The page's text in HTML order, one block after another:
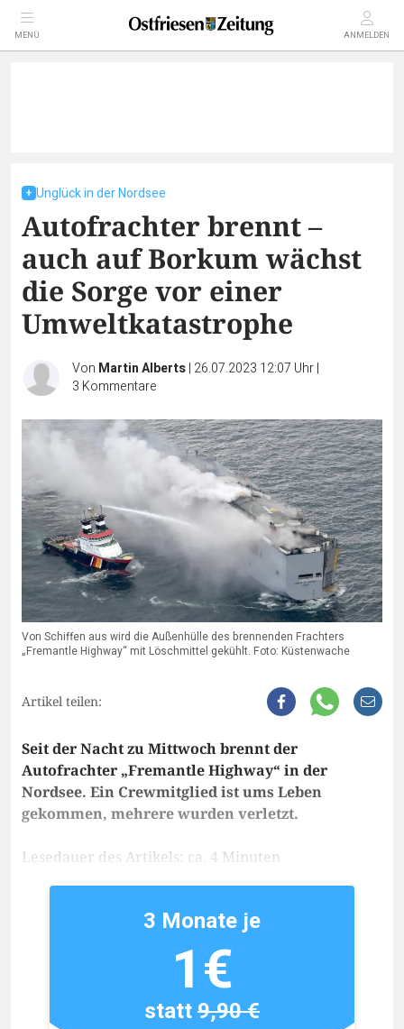
MENÜ ANMELDEN
Unglück in der Nordsee
Autofrachter brennt –
auch auf Borkum wächst
die Sorge vor einer
Umweltkatastrophe
Von Martin Alberts| 26.07.2023 12:07 Uhr|
3 Kommentare
Von Schiffen aus wird die Außenhülle des brennenden Frachters
„Fremantle Highway“ mit Löschmittel gekühlt. Foto: Küstenwache
Artikel teilen:
Seit der Nacht zu Mittwoch brennt der
Autofrachter „Fremantle Highway“ in der
Nordsee. Ein Crewmitglied ist ums Leben
gekommen, mehrere wurden verletzt.
Lesedauer des Artikels: ca. 4 Minuten
3 Monate je
1€
statt9,90 €